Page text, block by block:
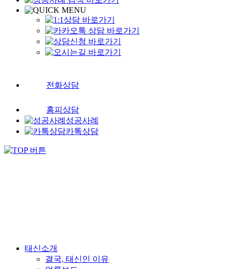
전화상담
홈피상담
성공사례
카톡상담
태신소개
결국, 태신인 이유